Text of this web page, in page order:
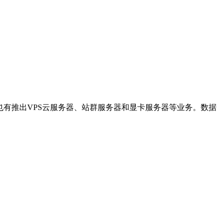
推出VPS云服务器、站群服务器和显卡服务器等业务。数据